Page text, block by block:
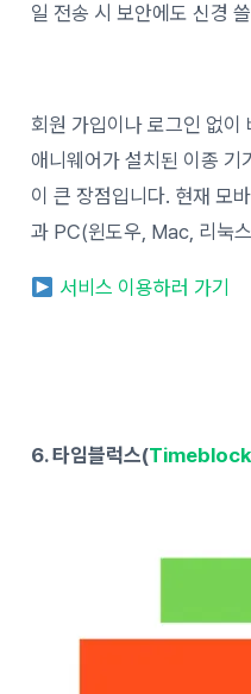
일 전송 시 보안에도 신경
회원 가입이나 로그인 없이
애니웨어가 설치된 이종 기
이 큰 장점입니다. 현재 모
과 PC(윈도우, Mac, 리눅
서비스 이용하러 가기
6. 타임블럭스(